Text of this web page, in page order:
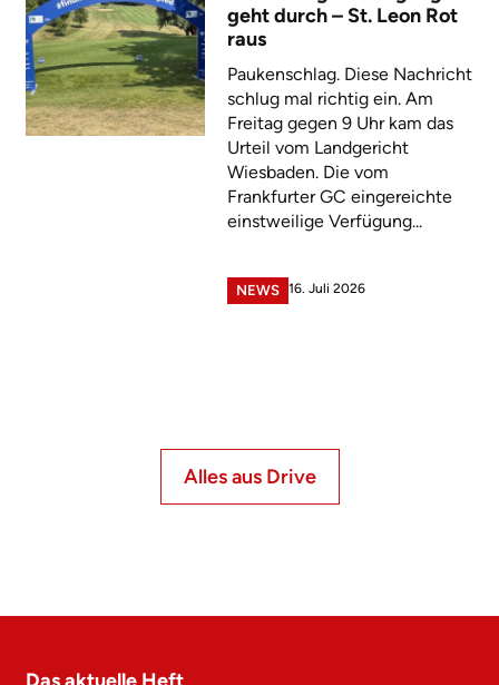
geht durch – St. Leon Rot
raus
Paukenschlag. Diese Nachricht
schlug mal richtig ein. Am
Freitag gegen 9 Uhr kam das
Urteil vom Landgericht
Wiesbaden. Die vom
Frankfurter GC eingereichte
einstweilige Verfügung...
NEWS 16. Juli 2026
Alles aus Drive
Das aktuelle Heft